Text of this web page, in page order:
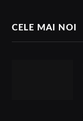
CELE MAI NOI